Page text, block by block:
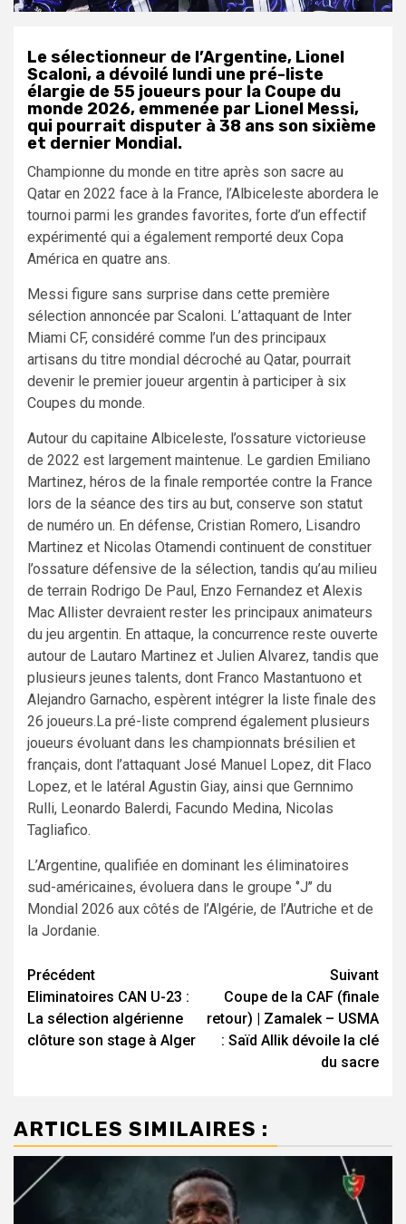
Le sélectionneur de l’Argentine, Lionel
Scaloni, a dévoilé lundi une pré-liste
élargie de 55 joueurs pour la Coupe du
monde 2026, emmenée par Lionel Messi,
qui pourrait disputer à 38 ans son sixième
et dernier Mondial.
Championne du monde en titre après son sacre au
Qatar en 2022 face à la France, l’Albiceleste abordera le
tournoi parmi les grandes favorites, forte d’un effectif
expérimenté qui a également remporté deux Copa
América en quatre ans.
Messi figure sans surprise dans cette première
sélection annoncée par Scaloni. L’attaquant de Inter
Miami CF, considéré comme l’un des principaux
artisans du titre mondial décroché au Qatar, pourrait
devenir le premier joueur argentin à participer à six
Coupes du monde.
Autour du capitaine Albiceleste, l’ossature victorieuse
de 2022 est largement maintenue. Le gardien Emiliano
Martinez, héros de la finale remportée contre la France
lors de la séance des tirs au but, conserve son statut
de numéro un. En défense, Cristian Romero, Lisandro
Martinez et Nicolas Otamendi continuent de constituer
l’ossature défensive de la sélection, tandis qu’au milieu
de terrain Rodrigo De Paul, Enzo Fernandez et Alexis
Mac Allister devraient rester les principaux animateurs
du jeu argentin. En attaque, la concurrence reste ouverte
autour de Lautaro Martinez et Julien Alvarez, tandis que
plusieurs jeunes talents, dont Franco Mastantuono et
Alejandro Garnacho, espèrent intégrer la liste finale des
26 joueurs.La pré-liste comprend également plusieurs
joueurs évoluant dans les championnats brésilien et
français, dont l’attaquant José Manuel Lopez, dit Flaco
Lopez, et le latéral Agustin Giay, ainsi que Gernnimo
Rulli, Leonardo Balerdi, Facundo Medina, Nicolas
Tagliafico.
L’Argentine, qualifiée en dominant les éliminatoires
sud-américaines, évoluera dans le groupe ‘’J’’ du
Mondial 2026 aux côtés de l’Algérie, de l’Autriche et de
la Jordanie.
Navigation
d’article
Précédent
Eliminatoires CAN U-23 :
La sélection algérienne
clôture son stage à Alger
Suivant
Coupe de la CAF (finale
retour) | Zamalek – USMA
: Saïd Allik dévoile la clé
du sacre
ARTICLES SIMILAIRES :